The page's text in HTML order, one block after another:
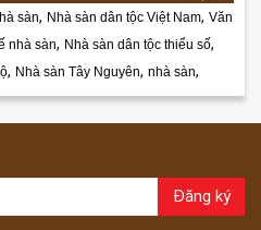
sàn, Nhà sàn dân tộc Việt Nam, Văn
nhà sàn, Nhà sàn dân tộc thiểu số,
, Nhà sàn Tây Nguyên, nhà sàn,